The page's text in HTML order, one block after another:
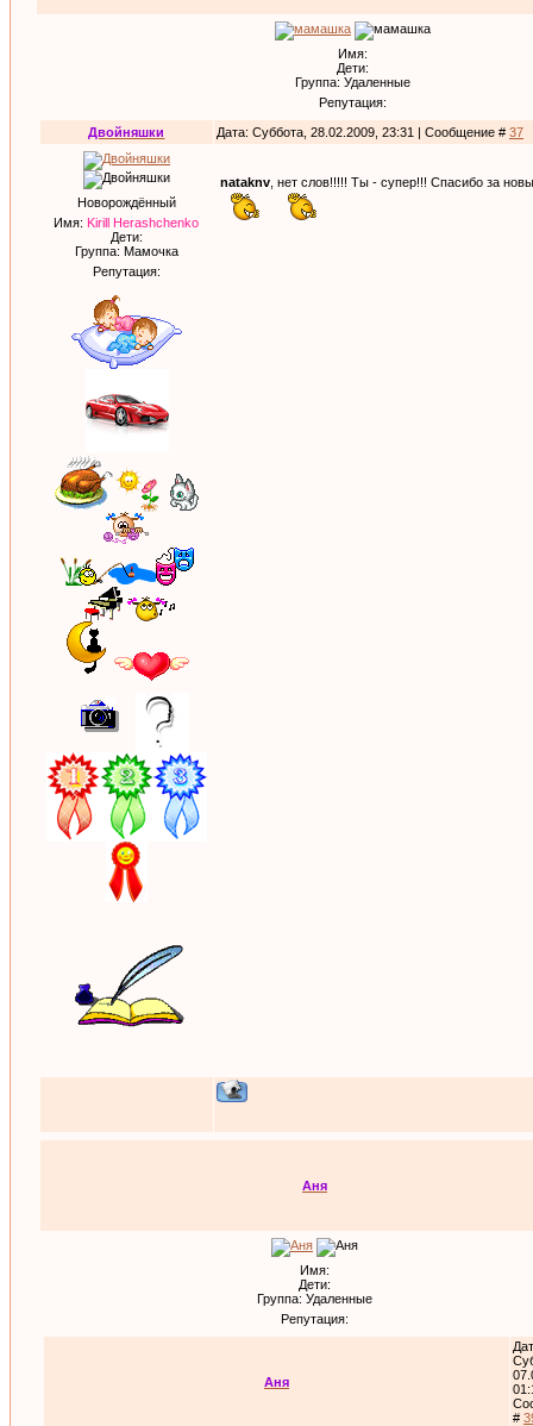
Имя:
Дети:
Группа: Удаленные
Репутация:
Двойняшки Дата: Суббота, 28.02.2009, 23:31 | Сообщение # 37
Новорождённый
Имя: Kirill Herashchenko
Дети:
Группа: Мамочка
Репутация:
nataknv , нет слов!!!!! Ты - супер!!! Спасибо за
Аня
Имя:
Дети:
Группа: Удаленные
Репутация:
Аня
#